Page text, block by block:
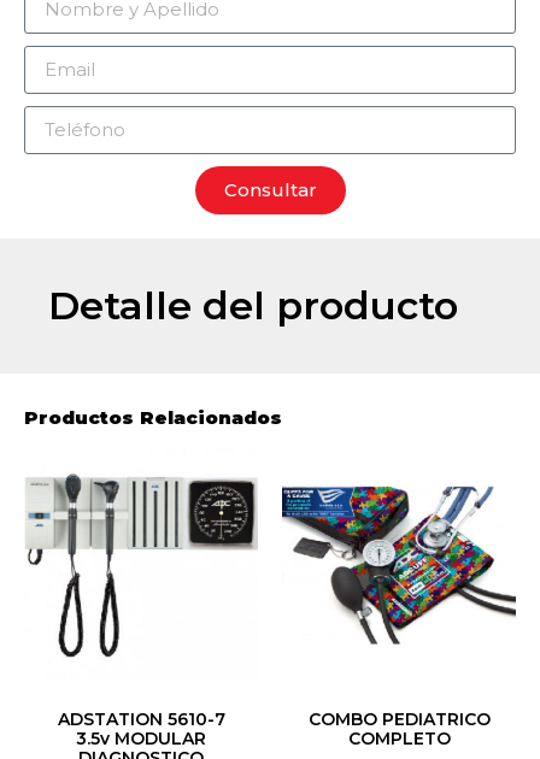
Consultar
Detalle del producto
Productos Relacionados
ADSTATION 5610-7
3.5v MODULAR
COMBO PEDIATRICO
COMPLETO